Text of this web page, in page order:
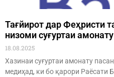
Тағйирот дар Феҳристи
низоми суғуртаи
18.08.2025
Хазинаи суғуртаи амонату
медиҳад, ки бо қарори Раёсати